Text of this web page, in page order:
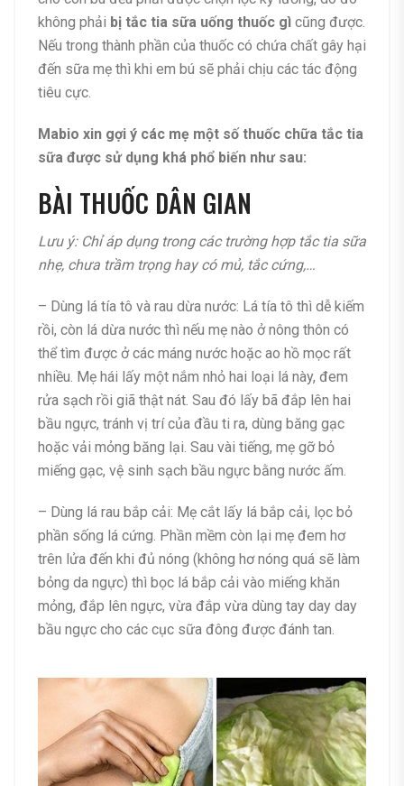
không phải bị tắc tia sữa uống thuốc gì cũng được.
Nếu trong thành phần của thuốc có chứa chất gây hại
đến sữa mẹ thì khi em bú sẽ phải chịu các tác động
tiêu cực.
Mabio xin gợi ý các mẹ một số thuốc chữa tắc tia
sữa được sử dụng khá phổ biến như sau:
BÀI THUỐC DÂN GIAN
Lưu ý: Chỉ áp dụng trong các trường hợp tắc tia sữa
nhẹ, chưa trầm trọng hay có mủ, tắc cứng,…
– Dùng lá tía tô và rau dừa nước: Lá tía tô thì dễ kiếm
rồi, còn lá dừa nước thì nếu mẹ nào ở nông thôn có
thể tìm được ở các máng nước hoặc ao hồ mọc rất
nhiều. Mẹ hái lấy một nắm nhỏ hai loại lá này, đem
rửa sạch rồi giã thật nát. Sau đó lấy bã đắp lên hai
bầu ngực, tránh vị trí của đầu ti ra, dùng băng gạc
hoặc vải mỏng băng lại. Sau vài tiếng, mẹ gỡ bỏ
miếng gạc, vệ sinh sạch bầu ngực bằng nước ấm.
– Dùng lá rau bắp cải: Mẹ cắt lấy lá bắp cải, lọc bỏ
phần sống lá cứng. Phần mềm còn lại mẹ đem hơ
trên lửa đến khi đủ nóng (không hơ nóng quá sẽ làm
bỏng da ngực) thì bọc lá bắp cải vào miếng khăn
mỏng, đắp lên ngực, vừa đắp vừa dùng tay day day
bầu ngực cho các cục sữa đông được đánh tan.